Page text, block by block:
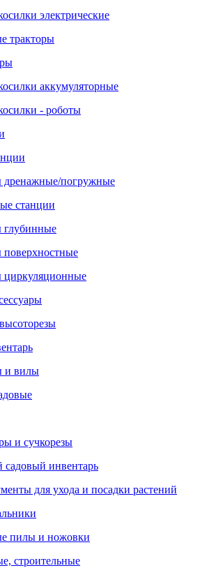
электрические
тракторы
аккумуляторные
- роботы
дренажные/погружные
станции
глубинные
поверхностные
циркуляционные
и вилы
и сучкорезы
садовый инвентарь
для ухода и посадки растений
пилы и ножовки
строительные